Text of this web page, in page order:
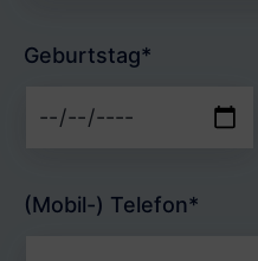
Geburtstag*
(Mobil-) Telefon*